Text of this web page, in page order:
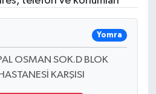
Yomra
OSMAN SOK.D BLOK
KARŞISI